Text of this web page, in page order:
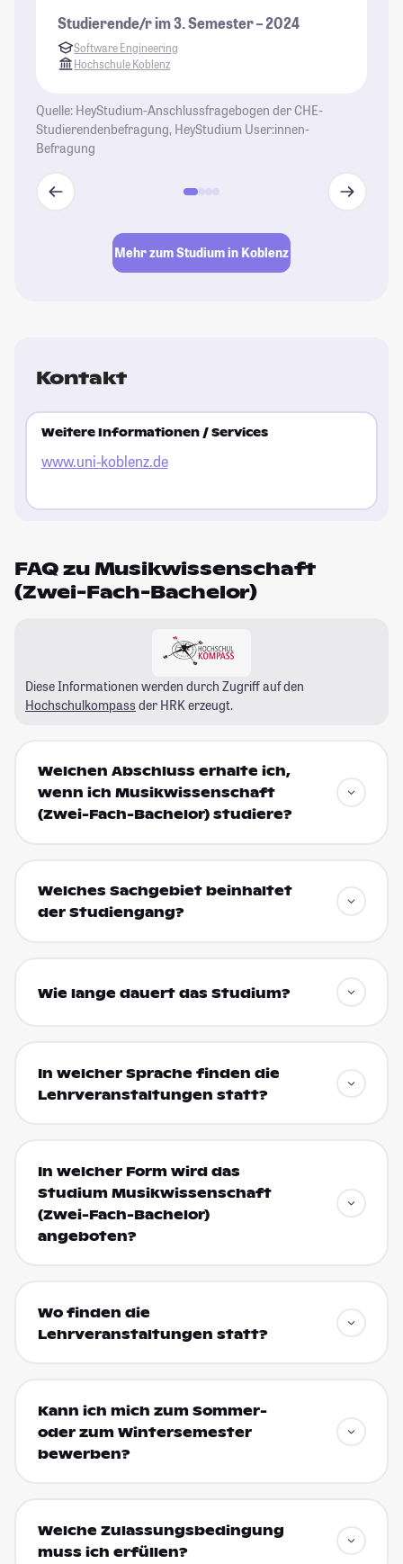
Studierende/r im 3. Semester – 2024
Software Engineering
Hochschule Koblenz
Quelle: HeyStudium-Anschlussfragebogen der CHE-
Studierendenbefragung, HeyStudium User:innen-
Befragung
Mehr zum Studium in Koblenz
Kontakt
Weitere Informationen / Services
www.uni-koblenz.de
FAQ zu Musikwissenschaft
(Zwei-Fach-Bachelor)
Diese Informationen werden durch Zugriff auf den
Hochschulkompass der HRK erzeugt.
Welchen Abschluss erhalte ich,
wenn ich Musikwissenschaft
(Zwei-Fach-Bachelor) studiere?
Welches Sachgebiet beinhaltet
der Studiengang?
Wie lange dauert das Studium?
In welcher Sprache finden die
Lehrveranstaltungen statt?
In welcher Form wird das
Studium Musikwissenschaft
(Zwei-Fach-Bachelor)
angeboten?
Wo finden die
Lehrveranstaltungen statt?
Kann ich mich zum Sommer-
oder zum Wintersemester
bewerben?
Welche Zulassungsbedingung
muss ich erfüllen?